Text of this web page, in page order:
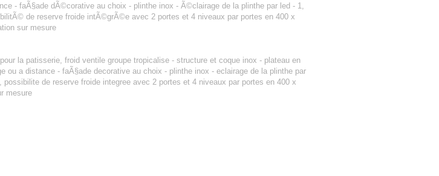
- faÃ§ade dÃ©corative au choix - plinthe inox - Ã©clairage de la plinthe par led - 1,
de reserve froide intÃ©grÃ©e avec 2 portes et 4 niveaux par portes en 400 x
sur mesure
la patisserie, froid ventile groupe tropicalise - structure et coque inox - plateau en
ou a distance - faÃ§ade decorative au choix - plinthe inox - eclairage de la plinthe par
de reserve froide integree avec 2 portes et 4 niveaux par portes en 400 x
mesure